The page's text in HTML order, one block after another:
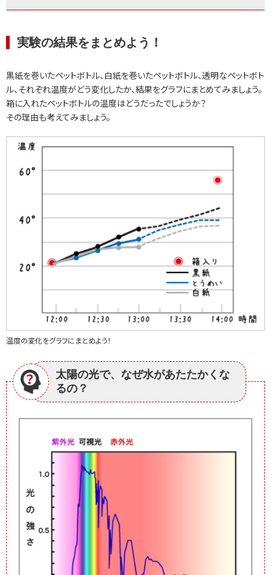
実験の結果をまとめよう！
黒紙を巻いたペットボトル、白紙を巻いたペットボトル、透明なペットボト
ル、それぞれ温度がどう変化したか、結果をグラフにまとめてみましょう。
箱に入れたペットボトルの温度はどうだったでしょうか？
その理由も考えてみましょう。
温度の変化をグラフにまとめよう！
太陽の光で、なぜ水があたたかくな
るの？